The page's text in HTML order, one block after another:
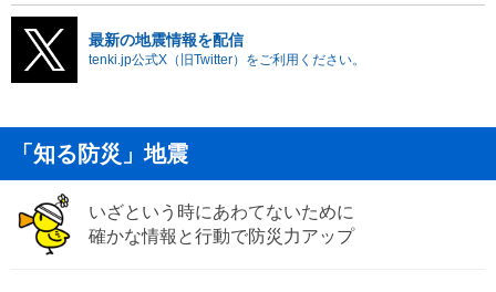
最新の地震情報を配信
tenki.jp公式X（旧Twitter）をご利用ください。
「知る防災」地震
いざという時にあわてないために
確かな情報と行動で防災力アップ